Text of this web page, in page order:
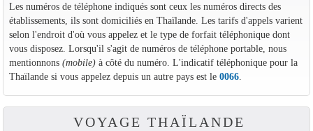
Les numéros de téléphone indiqués sont ceux les numéros directs des
établissements, ils sont domiciliés en Thaïlande. Les tarifs d'appels varient
selon l'endroit d'où vous appelez et le type de forfait téléphonique dont
vous disposez. Lorsqu'il s'agit de numéros de téléphone portable, nous
mentionnons (mobile)à côté du numéro. L'indicatif téléphonique pour la
Thaïlande si vous appelez depuis un autre pays est le 0066.
VOYAGE THAÏLANDE